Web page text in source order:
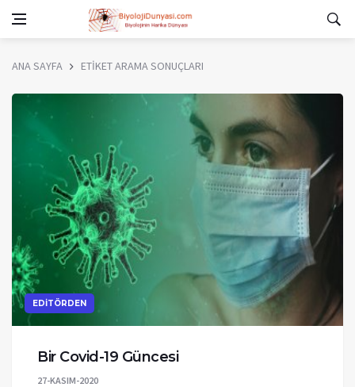
ANA SAYFA ETİKET ARAMA SONUÇLARI
EDİTÖRDEN
Bir Covid-19 Güncesi
27-KASIM-2020